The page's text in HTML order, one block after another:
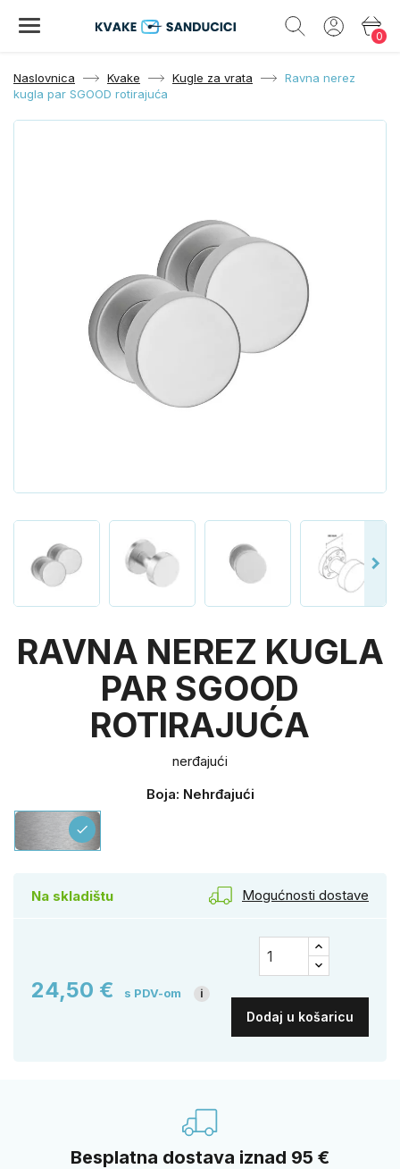
0
Naslovnica Kvake Kugle za vrata
Ravna nerez
kugla par SGOOD rotirajuća
RAVNA NEREZ KUGLA
PAR SGOOD
ROTIRAJUĆA
nerđajući
Boja: Nehrđajući
Nehrđajući
check
Na skladištu Mogućnosti dostave
24,50 € s PDV-om i
Dodaj u košaricu
Besplatna dostava iznad 95 €